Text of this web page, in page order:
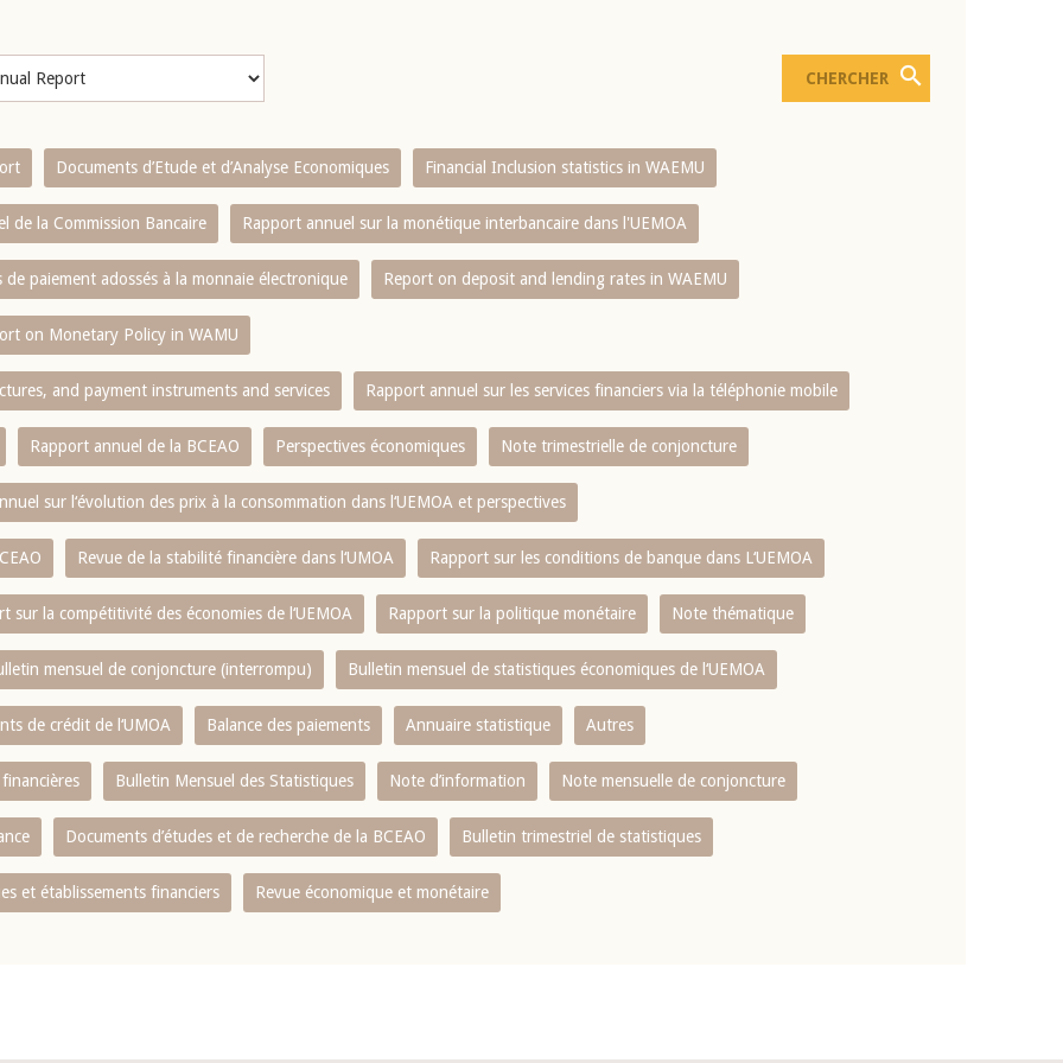
Documents d’Etude et d’Analyse Economiques Financial Inclusion statistics in WAEMU
de la Commission Bancaire Rapport annuel sur la monétique interbancaire dans l'UEMOA
paiement adossés à la monnaie électronique Report on deposit and lending rates in WAEMU
on Monetary Policy in WAMU
and payment instruments and services Rapport annuel sur les services financiers via la téléphonie mobile
Rapport annuel de la BCEAO Perspectives économiques Note trimestrielle de conjoncture
sur l‘évolution des prix à la consommation dans l‘UEMOA et perspectives
Revue de la stabilité financière dans l‘UMOA Rapport sur les conditions de banque dans L‘UEMOA
sur la compétitivité des économies de l‘UEMOA Rapport sur la politique monétaire Note thématique
mensuel de conjoncture (interrompu) Bulletin mensuel de statistiques économiques de l‘UEMOA
de crédit de l‘UMOA Balance des paiements Annuaire statistique Autres
Bulletin Mensuel des Statistiques Note d’information Note mensuelle de conjoncture
Documents d’études et de recherche de la BCEAO Bulletin trimestriel de statistiques
et établissements financiers Revue économique et monétaire